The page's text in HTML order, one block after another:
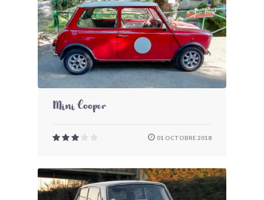
Mini Cooper
01 OCTOBRE 2018